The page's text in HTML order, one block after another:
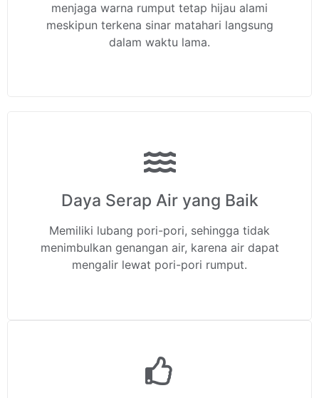
menjaga warna rumput tetap hijau alami
meskipun terkena sinar matahari langsung
dalam waktu lama.
Daya Serap Air yang Baik
Memiliki lubang pori-pori, sehingga tidak
menimbulkan genangan air, karena air dapat
mengalir lewat pori-pori rumput.